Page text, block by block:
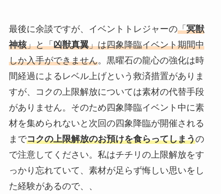
最後に余談ですが、イベントトレジャーの「冥獣
神核」と「凶獣真翼」は四象降臨イベント期間中
しか入手ができません。黒曜石の龍心の強化は時
間経過によるレベル上げという救済措置がありま
すが、コクの上限解放については素材の代替手段
がありません。そのため四象降臨イベント中に素
材を集められないと次回の四象降臨が開催される
までコクの上限解放のお預けを食らってしまうの
で注意してください。私はチチリの上限解放をす
っかり忘れていて、素材が足らず悔しい思いをし
た経験があるので、、